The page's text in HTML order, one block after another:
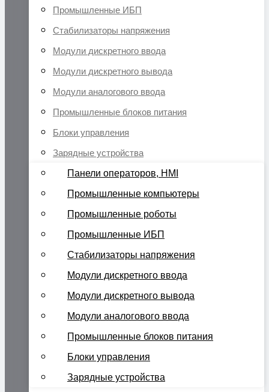
Промышленные ИБП
Стабилизаторы напряжения
Модули дискретного ввода
Модули дискретного вывода
Модули аналогового ввода
Промышленные блоков питания
Блоки управления
Зарядные устройства
Панели операторов, HMI
Промышленные компьютеры
Промышленные роботы
Промышленные ИБП
Стабилизаторы напряжения
Модули дискретного ввода
Модули дискретного вывода
Модули аналогового ввода
Промышленные блоков питания
Блоки управления
Зарядные устройства